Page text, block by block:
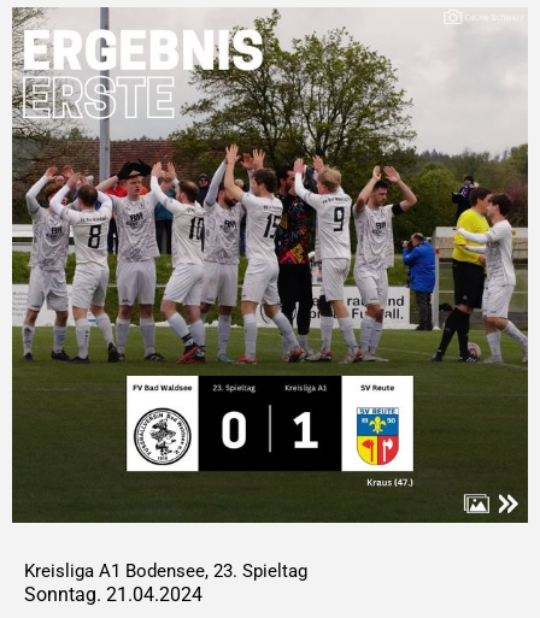
Kreisliga A1 Bodensee, 23. Spieltag
Sonntag. 21.04.2024